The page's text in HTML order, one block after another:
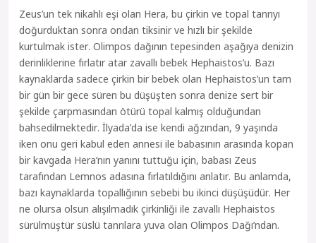
Zeus’un tek nikahlı eşi olan Hera, bu çirkin ve topal tanrıyı
doğurduktan sonra ondan tiksinir ve hızlı bir şekilde
kurtulmak ister. Olimpos dağının tepesinden aşağıya denizin
derinliklerine fırlatır atar zavallı bebek Hephaistos’u. Bazı
kaynaklarda sadece çirkin bir bebek olan Hephaistos’un tam
bir gün bir gece süren bu düşüşten sonra denize sert bir
şekilde çarpmasından ötürü topal kalmış olduğundan
bahsedilmektedir. İlyada’da ise kendi ağzından, 9 yaşında
iken onu geri kabul eden annesi ile babasının arasında kopan
bir kavgada Hera’nın yanını tuttuğu için, babası Zeus
tarafından Lemnos adasına fırlatıldığını anlatır. Bu anlamda,
bazı kaynaklarda topallığının sebebi bu ikinci düşüşüdür. Her
ne olursa olsun alışılmadık çirkinliği ile zavallı Hephaistos
sürülmüştür süslü tanrılara yuva olan Olimpos Dağı’ndan.